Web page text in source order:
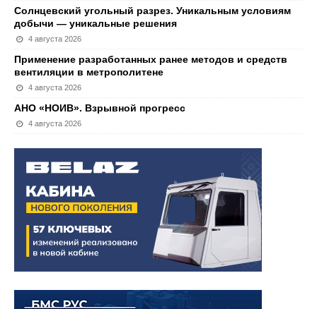
Солнцевский угольный разрез. Уникальным условиям
добычи — уникальные решения
4 августа 2026
Применение разработанных ранее методов и средств
вентиляции в метрополитене
4 августа 2026
АНО «НОИВ». Взрывной прогресс
4 августа 2026